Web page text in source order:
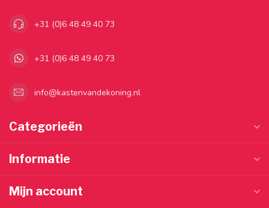
+31 (0)6 48 49 40 73
+31 (0)6 48 49 40 73
info@kastenvandekoning.nl
Categorieën
Informatie
Mijn account